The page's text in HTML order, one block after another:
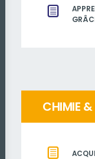
CHIMIE